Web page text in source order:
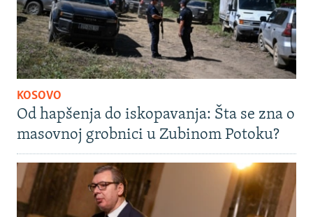
KOSOVO
Od hapšenja do iskopavanja: Šta se zna o
masovnoj grobnici u Zubinom Potoku?